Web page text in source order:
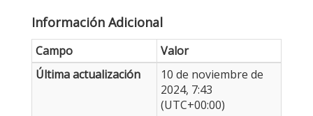
Información Adicional
Campo
Valor
Última actualización
10 de noviembre de
2024, 7:43
(UTC+00:00)